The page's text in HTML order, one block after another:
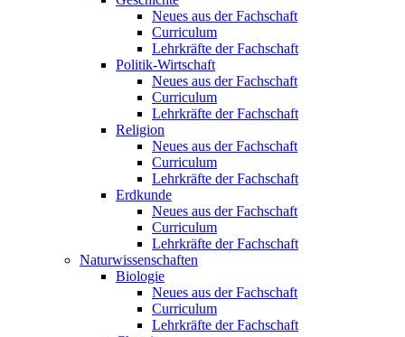
Neues aus der Fachschaft
Curriculum
Lehrkräfte der Fachschaft
Politik-Wirtschaft
Neues aus der Fachschaft
Curriculum
Lehrkräfte der Fachschaft
Religion
Neues aus der Fachschaft
Curriculum
Lehrkräfte der Fachschaft
Erdkunde
Neues aus der Fachschaft
Curriculum
Lehrkräfte der Fachschaft
Naturwissenschaften
Biologie
Neues aus der Fachschaft
Curriculum
Lehrkräfte der Fachschaft